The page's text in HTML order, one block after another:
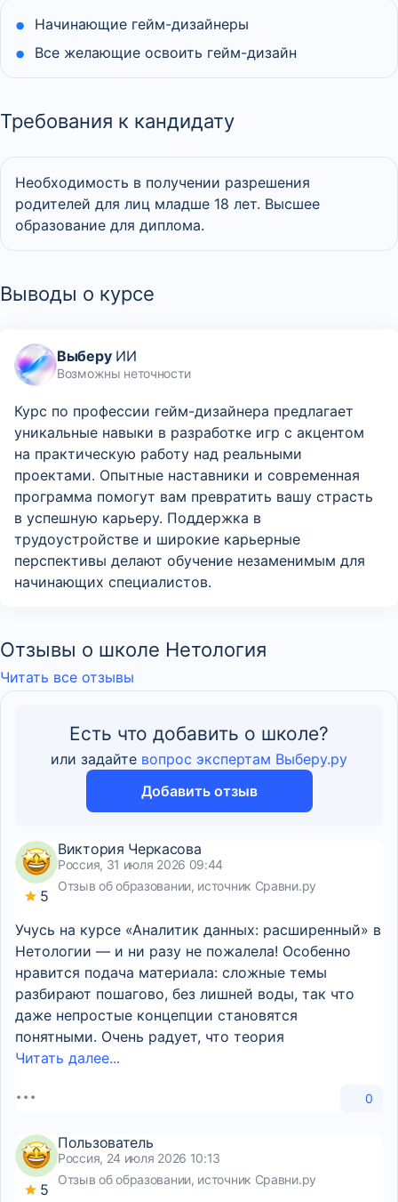
Начинающие гейм-дизайнеры
Все желающие освоить гейм-дизайн
Требования к кандидату
Необходимость в получении разрешения
родителей для лиц младше 18 лет. Высшее
образование для диплома.
Выводы о курсе
ВыберуИИ
Возможны неточности
Курс по профессии гейм-дизайнера предлагает
уникальные навыки в разработке игр с акцентом
на практическую работу над реальными
проектами. Опытные наставники и современная
программа помогут вам превратить вашу страсть
в успешную карьеру. Поддержка в
трудоустройстве и широкие карьерные
перспективы делают обучение незаменимым для
начинающих специалистов.
Отзывы о школе Нетология
Читать все отзывы
Есть что добавить о школе?
или задайте вопрос экспертам Выберу.ру
Добавить отзыв
5
Виктория Черкасова
Россия, 31 июля 2026 09:44
Отзыв об образовании, источник Сравни.ру
Учусь на курсе «Аналитик данных: расширенный» в
Нетологии — и ни разу не пожалела! Особенно
нравится подача материала: сложные темы
разбирают пошагово, без лишней воды, так что
даже непростые концепции становятся
понятными. Очень радует, что теория
Читать далее...
0
5
Пользователь
Россия, 24 июля 2026 10:13
Отзыв об образовании, источник Сравни.ру